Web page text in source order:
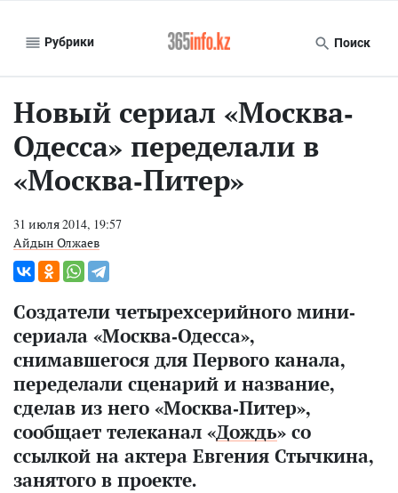
Рубрики Поиск
Новый сериал «Москва-
Одесса» переделали в
«Москва-Питер»
31 июля 2014, 19:57
Айдын Олжаев
Создатели четырехсерийного мини-
сериала «Москва-Одесса»,
снимавшегося для Первого канала,
переделали сценарий и название,
сделав из него «Москва-Питер»,
сообщает телеканал «Дождь» со
ссылкой на актера Евгения Стычкина,
занятого в проекте.